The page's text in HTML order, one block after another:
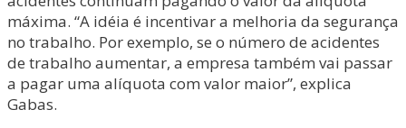
máxima. “A idéia é incentivar a melhoria da segurança
no trabalho. Por exemplo, se o número de acidentes
de trabalho aumentar, a empresa também vai passar
a pagar uma alíquota com valor maior”, explica
Gabas.